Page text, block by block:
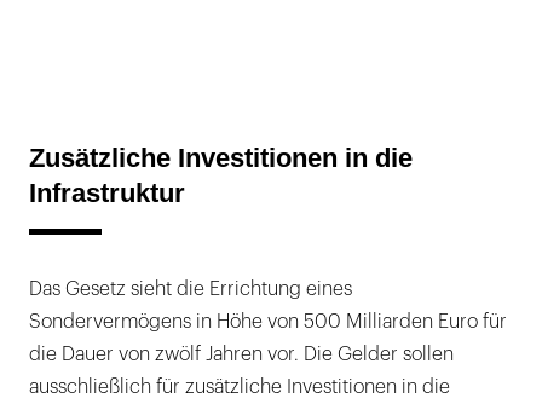
Zusätzliche Investitionen in die
Infrastruktur
Das Gesetz sieht die Errichtung eines
Sondervermögens in Höhe von 500 Milliarden Euro für
die Dauer von zwölf Jahren vor. Die Gelder sollen
ausschließlich für zusätzliche Investitionen in die